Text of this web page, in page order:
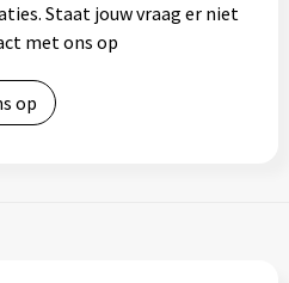
Staat jouw vraag er niet
met ons op
op